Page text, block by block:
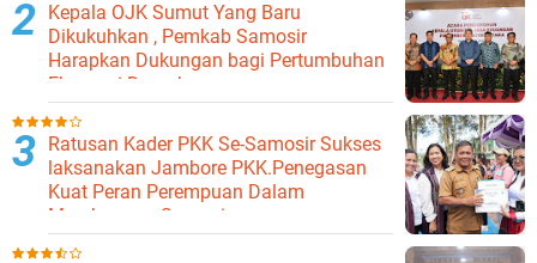
Kepala OJK Sumut Yang Baru
Dikukuhkan , Pemkab Samosir
Harapkan Dukungan bagi Pertumbuhan
Ekonomi Daerah
Ratusan Kader PKK Se-Samosir Sukses
laksanakan Jambore PKK.Penegasan
Kuat Peran Perempuan Dalam
Membangun Samosir.